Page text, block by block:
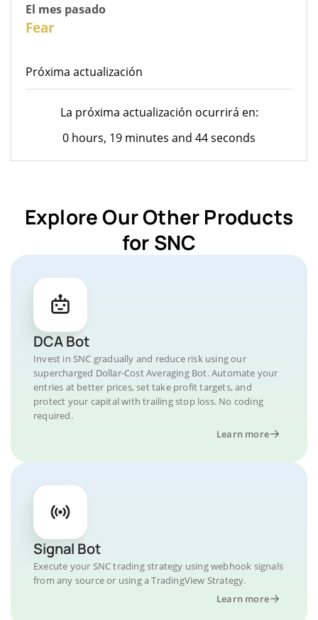
El mes pasado
Fear
Próxima actualización
La próxima actualización ocurrirá en:
0 hours, 19 minutes and 44 seconds
Explore Our Other Products
for SNC
DCA Bot
Invest in SNC gradually and reduce risk using our
supercharged Dollar-Cost Averaging Bot. Automate your
entries at better prices, set take profit targets, and
protect your capital with trailing stop loss. No coding
required.
Learn more
Signal Bot
Execute your SNC trading strategy using webhook signals
from any source or using a TradingView Strategy.
Learn more